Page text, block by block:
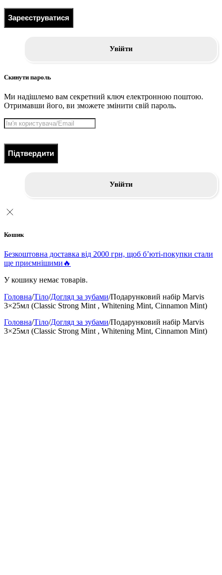
Зареєструватися
Увійти
Скинути пароль
Ми надішлемо вам секретний ключ електронною поштою.
Отримавши його, ви зможете змінити свій пароль.
Підтвердити
Увійти
Кошик
Безкоштовна доставка від 2000 грн, щоб б’юті-покупки стали
ще приємнішими🔥
У кошику немає товарів.
Головна/Тіло/Догляд за зубами/Подарунковий набір Marvis
3×25мл (Classic Strong Mint , Whitening Mint, Cinnamon Mint)
Головна/Тіло/Догляд за зубами/Подарунковий набір Marvis
3×25мл (Classic Strong Mint , Whitening Mint, Cinnamon Mint)